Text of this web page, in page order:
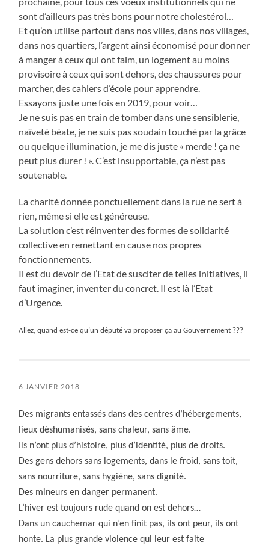
sont d’ailleurs pas très bons pour notre cholestérol…
Et qu’on utilise partout dans nos villes, dans nos villages,
dans nos quartiers, l’argent ainsi économisé pour donner
à manger à ceux qui ont faim, un logement au moins
provisoire à ceux qui sont dehors, des chaussures pour
marcher, des cahiers d’école pour apprendre.
Essayons juste une fois en 2019, pour voir…
Je ne suis pas en train de tomber dans une sensiblerie,
naïveté béate, je ne suis pas soudain touché par la grâce
ou quelque illumination, je me dis juste « merde ! ça ne
peut plus durer ! ». C’est insupportable, ça n’est pas
soutenable.
La charité donnée ponctuellement dans la rue ne sert à
rien, même si elle est généreuse.
La solution c’est réinventer des formes de solidarité
collective en remettant en cause nos propres
fonctionnements.
Il est du devoir de l’Etat de susciter de telles initiatives, il
faut imaginer, inventer du concret. Il est là l’Etat
d’Urgence.
Allez, quand est-ce qu’un député va proposer ça au Gouvernement ???
6 JANVIER 2018
Des migrants entassés dans des centres d’hébergements,
lieux déshumanisés, sans chaleur, sans âme.
Ils n’ont plus d’histoire, plus d’identité, plus de droits.
Des gens dehors sans logements, dans le froid, sans toit,
sans nourriture, sans hygiène, sans dignité.
Des mineurs en danger permanent.
L’hiver est toujours rude quand on est dehors…
Dans un cauchemar qui n’en finit pas, ils ont peur, ils ont
honte. La plus grande violence qui leur est faite